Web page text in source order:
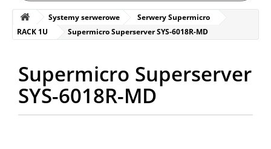
Systemy serwerowe
Serwery Supermicro
RACK 1U
Supermicro Superserver SYS-6018R-MD
Supermicro Superserver
SYS-6018R-MD